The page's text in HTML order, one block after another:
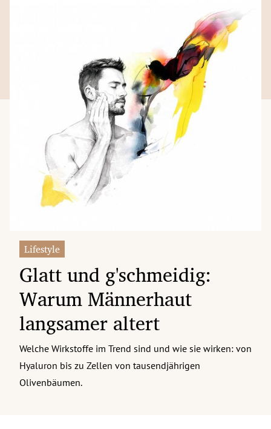
Lifestyle
Glatt und g'schmeidig:
Warum Männerhaut
langsamer altert
Welche Wirkstoffe im Trend sind und wie sie wirken: von
Hyaluron bis zu Zellen von tausendjährigen
Olivenbäumen.